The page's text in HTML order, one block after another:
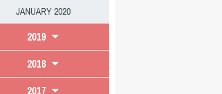
JANUARY 2020
2019
2018
2017